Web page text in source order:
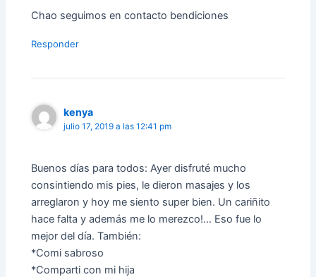
Chao seguimos en contacto bendiciones
Responder
kenya
julio 17, 2019 a las 12:41 pm
Buenos días para todos: Ayer disfruté mucho
consintiendo mis pies, le dieron masajes y los
arreglaron y hoy me siento super bien. Un cariñito
hace falta y además me lo merezco!… Eso fue lo
mejor del día. También:
*Comi sabroso
*Comparti con mi hija